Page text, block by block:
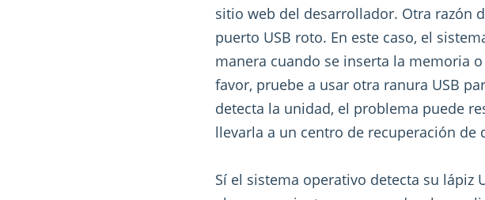
sitio web del desarrollador. Otra razón
puerto USB roto. En este caso, el
manera cuando se inserta la memoria
favor, pruebe a usar otra ranura USB
detecta la unidad, el problema puede
llevarla a un centro de recuperación de
Sí el sistema operativo detecta su lápiz